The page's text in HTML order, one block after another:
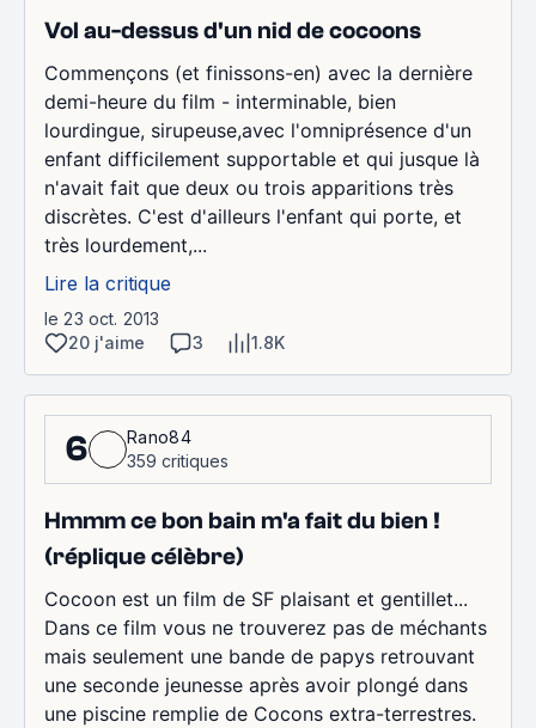
Vol au-dessus d'un nid de cocoons
Commençons (et finissons-en) avec la dernière
demi-heure du film - interminable, bien
lourdingue, sirupeuse,avec l'omniprésence d'un
enfant difficilement supportable et qui jusque là
n'avait fait que deux ou trois apparitions très
discrètes. C'est d'ailleurs l'enfant qui porte, et
très lourdement,...
Lire la critique
le 23 oct. 2013
20 j'aime
3 1.8K
6
Rano84
359 critiques
Hmmm ce bon bain m'a fait du bien !
(réplique célèbre)
Cocoon est un film de SF plaisant et gentillet...
Dans ce film vous ne trouverez pas de méchants
mais seulement une bande de papys retrouvant
une seconde jeunesse après avoir plongé dans
une piscine remplie de Cocons extra-terrestres.